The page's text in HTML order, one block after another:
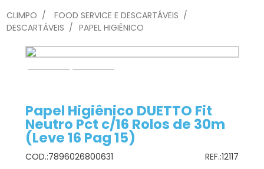
CLIMPO
FOOD SERVICE E DESCARTÁVEIS
DESCARTÁVEIS
PAPEL HIGIÊNICO
Papel Higiênico DUETTO Fit
Neutro Pct c/16 Rolos de 30m
(Leve 16 Pag 15)
COD.:7896026800631 REF.:12117